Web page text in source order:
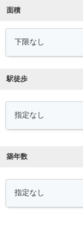
面積
駅徒歩
築年数